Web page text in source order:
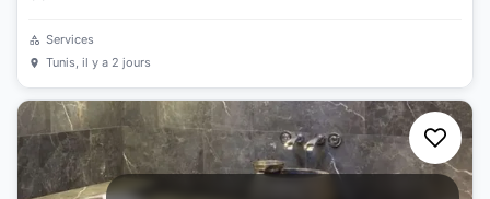
Services
Tunis, il y a 2 jours